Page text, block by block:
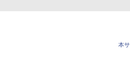
本